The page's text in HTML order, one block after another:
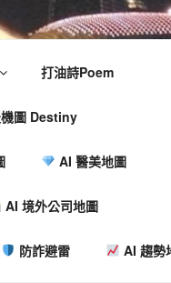
打油詩Poem
圖 Destiny
AI 醫美地圖
AI 境外公司地圖
防詐避雷 AI 趨勢